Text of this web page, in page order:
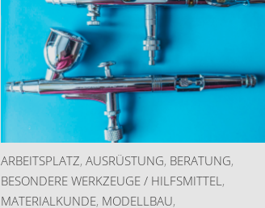
ARBEITSPLATZ,AUSRÜSTUNG, BERATUNG,
BESONDERE WERKZEUGE / HILFSMITTEL ,
MATERIALKUNDE, MODELLBAU,